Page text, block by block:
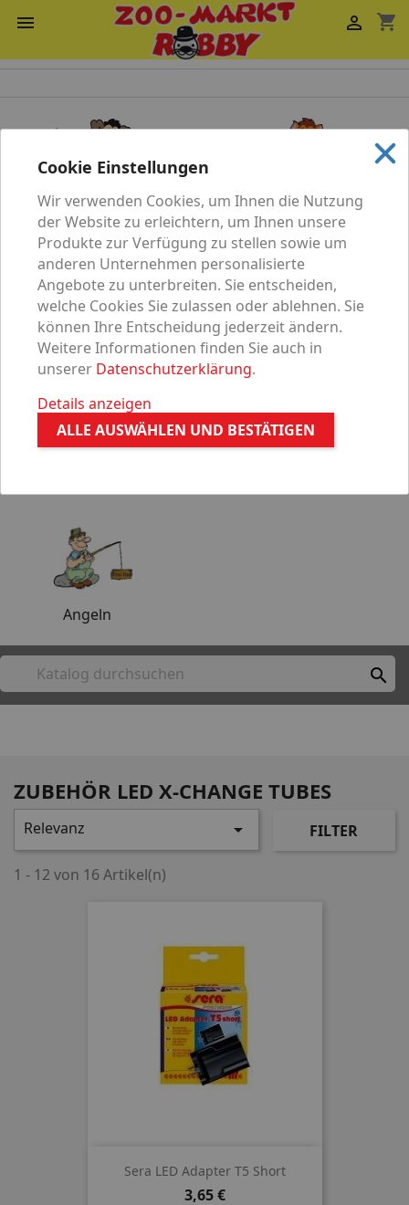
 shopping_cart

Hund Katze
Vögel Nagetier
Angeln

ZUBEHÖR LED X-CHANGE TUBES
Relevanz  FILTER
1 - 12 von 16 Artikel(n)
Sera LED Adapter T5 Short
Preis
3,65 €
Cookie Einstellungen
Wir verwenden Cookies, um Ihnen die Nutzung
der Website zu erleichtern, um Ihnen unsere
Produkte zur Verfügung zu stellen sowie um
anderen Unternehmen personalisierte
Angebote zu unterbreiten. Sie entscheiden,
welche Cookies Sie zulassen oder ablehnen. Sie
können Ihre Entscheidung jederzeit ändern.
Weitere Informationen finden Sie auch in
unserer Datenschutzerklärung.
Details anzeigen
ALLE AUSWÄHLEN UND BESTÄTIGEN